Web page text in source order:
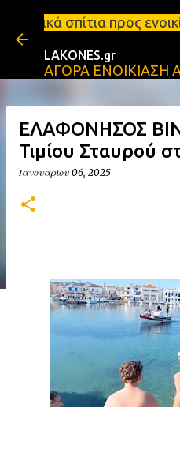
Μετάβαση στο
ενοικίαση στη
LAKONES.gr
ΑΓΟΡΑ ΕΝΟΙΚΙΑΣΗ
ΕΛΑΦΟΝΗΣΟΣ
Τιμίου Σταυρού
Ιανουαρίου 06, 2025